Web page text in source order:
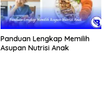
Panduan Lengkap Memilih
Asupan Nutrisi Anak